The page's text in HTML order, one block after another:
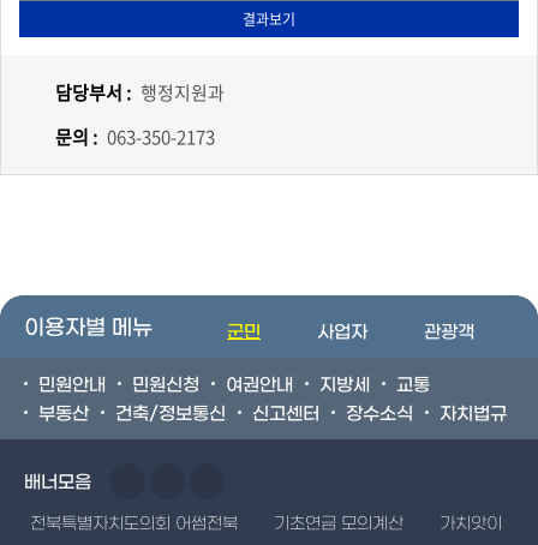
담당부서 : 행정지원과
문의 : 063-350-2173
이용자별 메뉴 군민 사업자 관광객
민원안내 민원신청 여권안내 지방세
교통
부동산
건축/정보통신 신고센터 장수소식 자치법규
배너모음
전북특별자치도의회 어썸전북 기초연금 모의계산 가치앗이